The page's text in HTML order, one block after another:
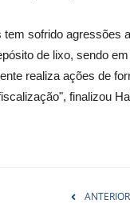
sofrido agressões
de lixo, sendo
realiza ações de
finalizou
ANTERIOR